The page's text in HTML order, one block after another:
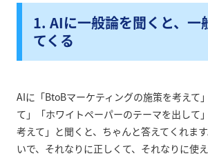
1. AIに一般論を聞くと、一
てくる
AIに「BtoBマーケティングの施策を考えて
て」「ホワイトペーパーのテーマを出して
考えて」と聞くと、ちゃんと答えてくれま
いで、それなりに正しくて、それなりに使